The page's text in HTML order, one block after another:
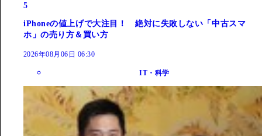
5
iPhoneの値上げで大注目！ 絶対に失敗しない「中古スマ
ホ」の売り方＆買い方
2026年08月06日 06:30
IT・科学